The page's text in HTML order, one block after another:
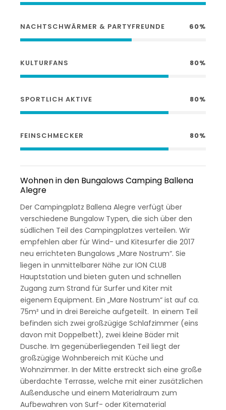
NACHTSCHWÄRMER & PARTYFREUNDE 60%
KULTURFANS 80%
SPORTLICH AKTIVE 80%
FEINSCHMECKER 80%
Wohnen in den Bungalows Camping Ballena
Alegre
Der Campingplatz Ballena Alegre verfügt über
verschiedene Bungalow Typen, die sich über den
südlichen Teil des Campingplatzes verteilen. Wir
empfehlen aber für Wind- und Kitesurfer die 2017
neu errichteten Bungalows „Mare Nostrum“. Sie
liegen in unmittelbarer Nähe zur ION CLUB
Hauptstation und bieten guten und schnellen
Zugang zum Strand für Surfer und Kiter mit
eigenem Equipment. Ein „Mare Nostrum“ ist auf ca.
75m² und in drei Bereiche aufgeteilt. In einem Teil
befinden sich zwei großzügige Schlafzimmer (eins
davon mit Doppelbett), zwei kleine Bäder mit
Dusche. Im gegenüberliegenden Teil liegt der
großzügige Wohnbereich mit Küche und
Wohnzimmer. In der Mitte erstreckt sich eine große
überdachte Terrasse, welche mit einer zusätzlichen
Außendusche und einem Materialraum zum
Aufbewahren von Surf- oder Kitematerial